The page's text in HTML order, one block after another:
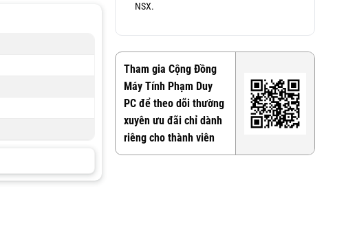
NSX.
Tham gia Cộng Đồng
Máy Tính Phạm Duy
PC để theo dõi thường
xuyên ưu đãi chỉ dành
riêng cho thành viên